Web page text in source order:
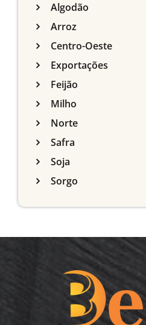
Algodão
Arroz
Centro-Oeste
Exportações
Feijão
Milho
Norte
Safra
Soja
Sorgo